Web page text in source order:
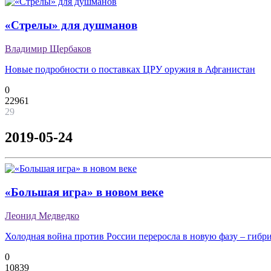
«Стрелы» для душманов
Владимир Щербаков
Новые подробности о поставках ЦРУ оружия в Афганистан
0
22961
29
2019-05-24
«Большая игра» в новом веке
Леонид Медведко
Холодная война против России переросла в новую фазу –
0
10839